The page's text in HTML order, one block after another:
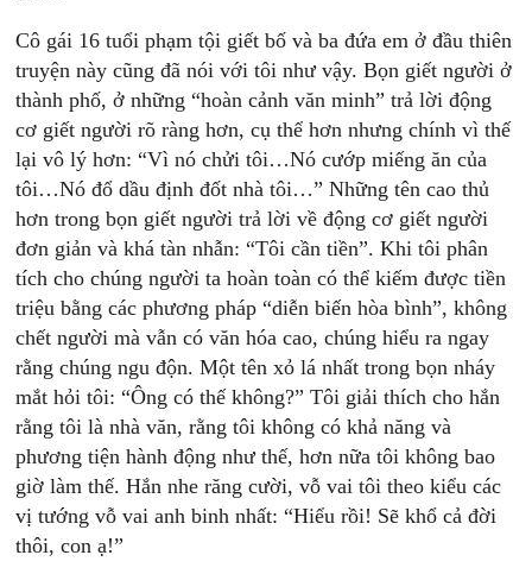
Cô gái 16 tuổi phạm tội giết bố và ba đứa em ở đầu thiên
truyện này cũng đã nói với tôi như vậy. Bọn giết người ở
thành phố, ở những “hoàn cảnh văn minh” trả lời động
cơ giết người rõ ràng hơn, cụ thể hơn nhưng chính vì thế
lại vô lý hơn: “Vì nó chửi tôi…Nó cướp miếng ăn của
tôi…Nó đổ dầu định đốt nhà tôi…” Những tên cao thủ
hơn trong bọn giết người trả lời về động cơ giết người
đơn giản và khá tàn nhẫn: “Tôi cần tiền”. Khi tôi phân
tích cho chúng người ta hoàn toàn có thể kiếm được tiền
triệu bằng các phương pháp “diễn biến hòa bình”, không
chết người mà vẫn có văn hóa cao, chúng hiểu ra ngay
rằng chúng ngu độn. Một tên xỏ lá nhất trong bọn nháy
mắt hỏi tôi: “Ông có thế không?” Tôi giải thích cho hắn
rằng tôi là nhà văn, rằng tôi không có khả năng và
phương tiện hành động như thế, hơn nữa tôi không bao
giờ làm thế. Hắn nhe răng cười, vỗ vai tôi theo kiểu các
vị tướng vỗ vai anh binh nhất: “Hiểu rồi! Sẽ khổ cả đời
thôi, con ạ!”